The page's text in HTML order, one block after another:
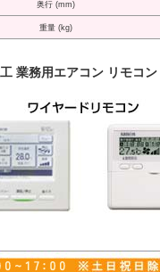
奥行 (mm)
重量 (kg)
業務用エアコン リモコン